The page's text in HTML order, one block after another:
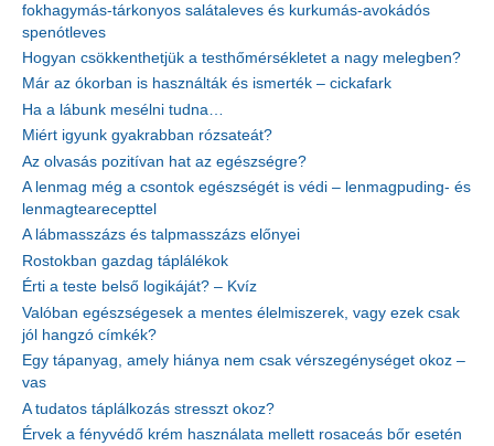
fokhagymás-tárkonyos salátaleves és kurkumás-avokádós
spenótleves
Hogyan csökkenthetjük a testhőmérsékletet a nagy melegben?
Már az ókorban is használták és ismerték – cickafark
Ha a lábunk mesélni tudna…
Miért igyunk gyakrabban rózsateát?
Az olvasás pozitívan hat az egészségre?
A lenmag még a csontok egészségét is védi – lenmagpuding- és
lenmagtearecepttel
A lábmasszázs és talpmasszázs előnyei
Rostokban gazdag táplálékok
Érti a teste belső logikáját? – Kvíz
Valóban egészségesek a mentes élelmiszerek, vagy ezek csak
jól hangzó címkék?
Egy tápanyag, amely hiánya nem csak vérszegénységet okoz –
vas
A tudatos táplálkozás stresszt okoz?
Érvek a fényvédő krém használata mellett rosaceás bőr esetén